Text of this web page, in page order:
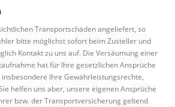
Transportschäden angeliefert, so
bitte möglichst sofort beim Zusteller und
Kontakt zu uns auf. Die Versäumung einer
hat für Ihre gesetzlichen Ansprüche
Ihre Gewährleistungsrechte,
helfen uns aber, unsere eigenen Ansprüche
bzw. der Transportversicherung geltend